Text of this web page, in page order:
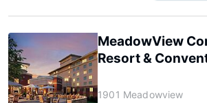
MeadowView
Resort &
1901 Meadowview